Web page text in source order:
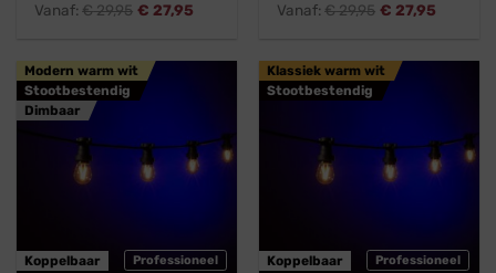
Vanaf:€29,95 € 27,95
Vanaf:€29,95 € 27,95
Professioneel
Modern warm wit
Stootbestendig
Dimbaar
Koppelbaar Professioneel
Klassiek warm wit
Stootbestendig
Koppelbaar